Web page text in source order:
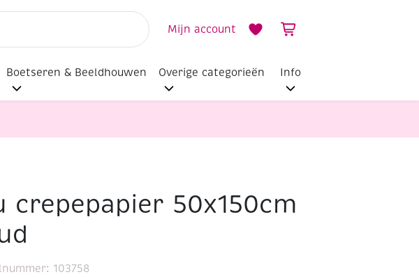
Mijn account
Boetseren & Beeldhouwen Overige categorieën Info
crepepapier 50x150cm
103758